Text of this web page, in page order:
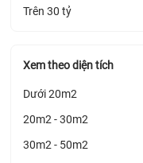
Trên 30 tỷ
Xem theo diện tích
Dưới 20m2
20m2 - 30m2
30m2 - 50m2